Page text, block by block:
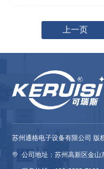
智能联网实时监控功能
上一页
苏州通格电子设备有限公司 版
公司地址：苏州高新区金山